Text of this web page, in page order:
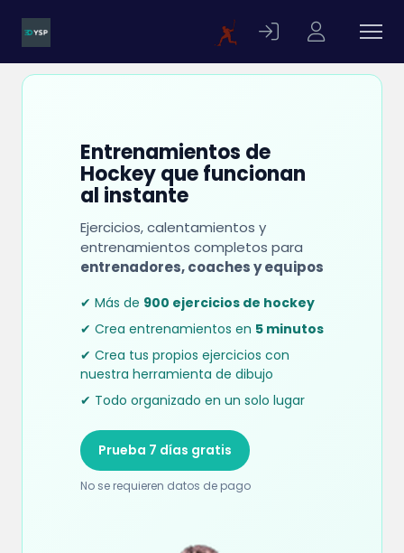
Entrenamientos de
Hockey que funcionan
al instante
Ejercicios, calentamientos y
entrenamientos completos para
entrenadores, coaches y equipos
✔ Más de 900 ejercicios de hockey
✔ Crea entrenamientos en 5 minutos
✔ Crea tus propios ejercicios con
nuestra herramienta de dibujo
✔ Todo organizado en un solo lugar
Prueba 7 días gratis
No se requieren datos de pago